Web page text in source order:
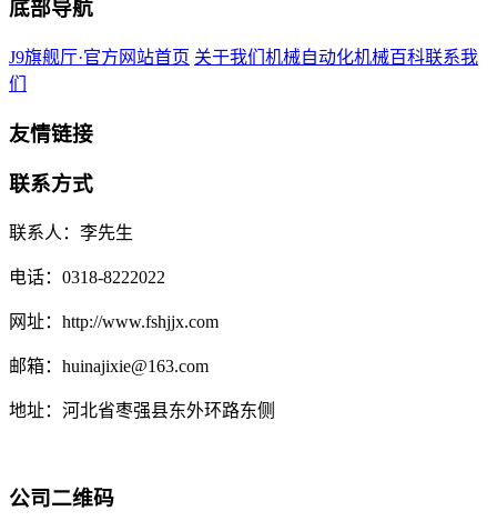
底部导航
J9旗舰厅·官方网站首页 关于我们 机械自动化机械百科联系我
们
友情链接
联系方式
联系人：李先生
电话：0318-8222022
网址：http://www.fshjjx.com
邮箱：huinajixie@163.com
地址：河北省枣强县东外环路东侧
公司二维码